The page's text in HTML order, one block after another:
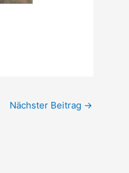
Nächster Beitrag →